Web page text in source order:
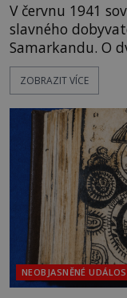
V červnu 1941
slavného
Samarkandu. O
Německo
Sovětský svaz.
na legendě
souhru okolností? Když antropolog
Gerasimov
ZOBRAZIT VÍCE
NEOBJASNĚNÉ